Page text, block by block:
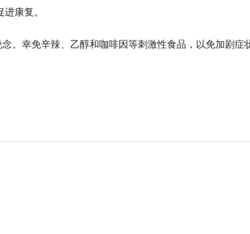
康复。
念。幸免辛辣、乙醇和咖啡因等刺激性食品，以免加剧症